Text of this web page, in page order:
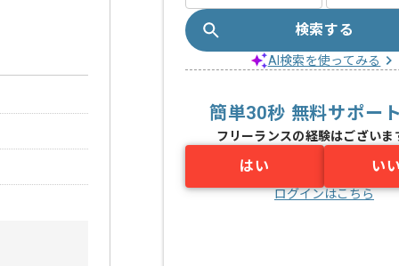
検索する
AI検索を使ってみる
簡単30秒 無料サポー
フリーランスの経験はございま
はい い
ログインはこちら